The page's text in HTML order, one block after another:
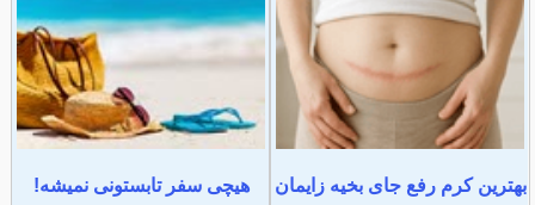
بهترین کرم رفع جای بخیه زایمان
هیچی سفر تابستونی نمیشه!